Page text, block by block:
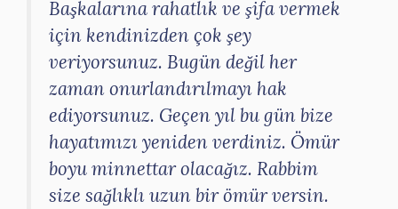
Başkalarına rahatlık ve şifa vermek
için kendinizden çok şey
veriyorsunuz. Bugün değil her
zaman onurlandırılmayı hak
ediyorsunuz. Geçen yıl bu gün bize
hayatımızı yeniden verdiniz. Ömür
boyu minnettar olacağız. Rabbim
size sağlıklı uzun bir ömür versin.